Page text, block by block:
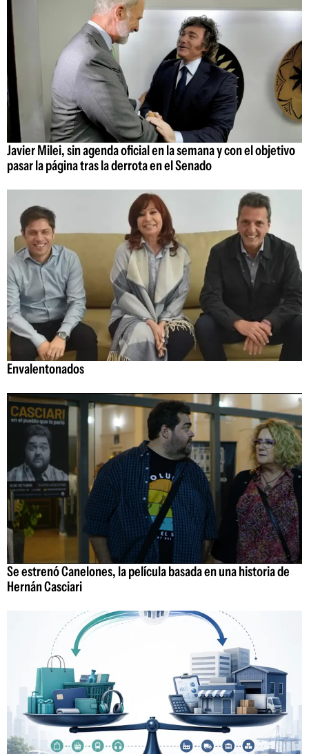
Javier Milei, sin agenda oficial en la semana y con el objetivo
pasar la página tras la derrota en el Senado
Envalentonados
Se estrenó Canelones, la película basada en una historia de
Hernán Casciari